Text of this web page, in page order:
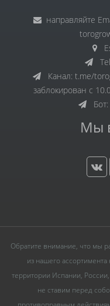
направляйте
Канал: t.me/
заблокирован с
Бот:
Мы
Обратите внимание, что мы
из нашего
территории Испании,
не ставим перед